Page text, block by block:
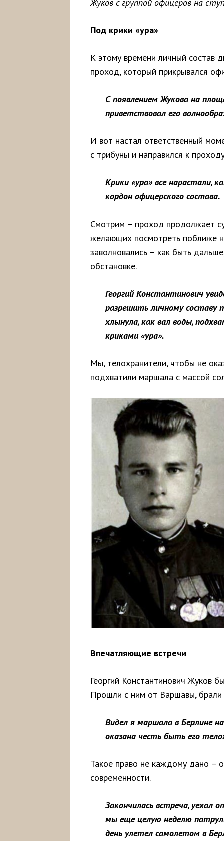
Под крики «ура»
К этому времени личный состав
проход, который прикрывался
С появлением Жукова на
приветствовал его
И вот настал ответственный
с трибуны и направился к
Крики «ура» все нарастали,
кордон офицерского состава.
Смотрим – проход продолжает
желающих посмотреть поближе
заволновались – как быть
обстановке.
Георгий Константинович
разрешить личному составу
хлынула, как вал воды,
криками «ура».
Мы, телохранители, чтобы не
подхватили маршала с массой
Впечатляющие встречи
Георгий Константинович Жуков
Прошли с ним от Варшавы,
Видел я маршала в Берлине
оказана честь быть его
Такое право не каждому дано –
современности.
Закончилась встреча, уехал
мы еще целую неделю
день улетел самолетом в